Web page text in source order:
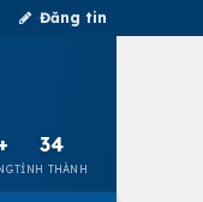
Đăng tin
34
TỈNH THÀNH